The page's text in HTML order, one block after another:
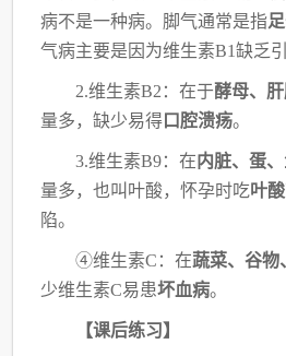
病不是一种病。脚气通常是指
气病主要是因为维生素B1缺乏
2.维生素B2：在于酵母、
量多，缺少易得 口腔溃疡。
3.维生素B9：在内脏、蛋
量多，也叫叶酸，怀孕时吃叶酸
陷。
④维生素C：在蔬菜、谷物
少维生素C易患坏血病。
【课后练习】